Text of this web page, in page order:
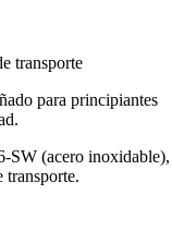
transporte
para principiantes
SW (acero inoxidable),
transporte.